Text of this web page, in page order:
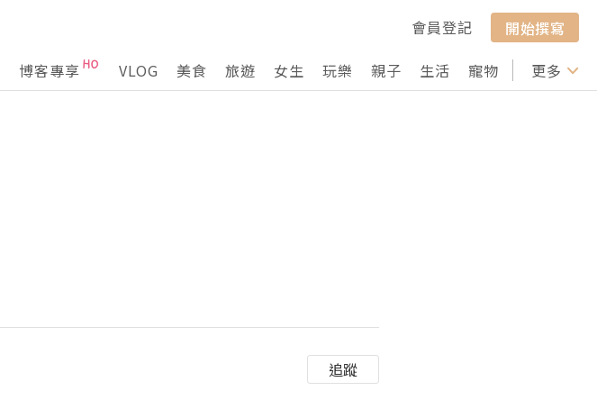
會員登記
開始撰寫
博客專享 VLOG 美食 旅遊 女生 玩樂 親子 生活 寵物 行山 打卡
更多
追蹤